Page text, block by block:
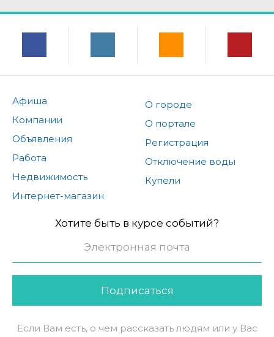
Афиша
Компании
Объявления
Работа
Недвижимость
Интернет-магазин
О городе
О портале
Регистрация
Отключение воды
Купели
Хотите быть в курсе событий?
Подписаться
Если Вам есть, о чем рассказать людям или у Вас